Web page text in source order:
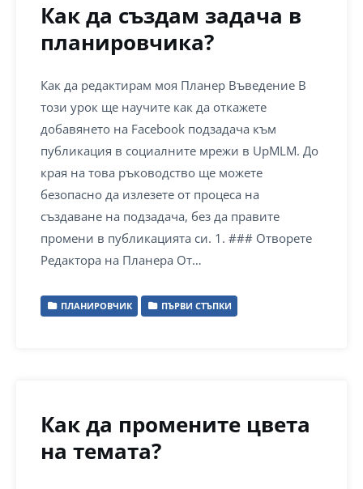
Как да създам задача в
планировчика?
Как да редактирам моя Планер Въведение В
този урок ще научите как да откажете
добавянето на Facebook подзадача към
публикация в социалните мрежи в UpMLM. До
края на това ръководство ще можете
безопасно да излезете от процеса на
създаване на подзадача, без да правите
промени в публикацията си. 1. ### Отворете
Редактора на Планера От…
ПЛАНИРОВЧИК ПЪРВИ СТЪПКИ
Как да промените цвета
на темата?